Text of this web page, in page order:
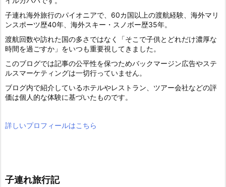
子連れ海外旅行のパイオニアで、60カ国以上の渡航経験、海外マリ
ンスポーツ歴40年、海外スキー・スノボー歴35年。
渡航回数や訪れた国の多さではなく「そこで子供とどれだけ濃厚な
時間を過ごすか」をいつも重要視してきました。
このブログでは記事の公平性を保つためバックマージン広告やステ
ルスマーケティングは一切行っていません。
ブログ内で紹介しているホテルやレストラン、ツアー会社などの評
価は個人的な体験に基づいたものです。
詳しいプロフィールはこちら
子連れ旅行記